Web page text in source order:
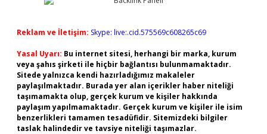
Reklam ve İletişim: Skype: live:.cid.575569c608265c69
Yasal Uyarı: Bu internet sitesi, herhangi bir marka, kurum
veya şahıs şirketi ile hiçbir bağlantısı bulunmamaktadır.
Sitede yalnızca kendi hazırladığımız makaleler
paylaşılmaktadır. Burada yer alan içerikler haber niteliği
taşımamakta olup, gerçek kurum ve kişiler hakkında
paylaşım yapılmamaktadır. Gerçek kurum ve kişiler ile isim
benzerlikleri tamamen tesadüfidir. Sitemizdeki bilgiler
taslak halindedir ve tavsiye niteliği taşımazlar.